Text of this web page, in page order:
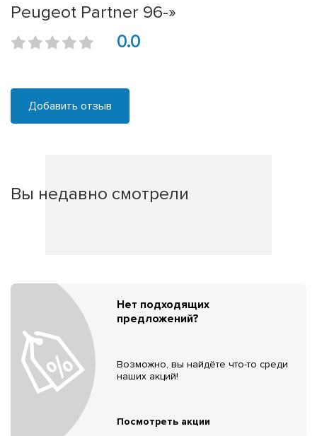
Peugeot Partner 96-»
0.0
Добавить отзыв
Вы недавно смотрели
Нет подходящих
предложений?
Возможно, вы найдёте что-то среди
наших акций!
Посмотреть акции